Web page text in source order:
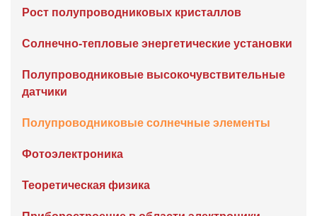
Рост полупроводниковых кристаллов
Солнечно-тепловые энергетические установки
Полупроводниковые высокочувствительные
датчики
Полупроводниковые солнечные элементы
Фотоэлектроника
Теоретическая физика